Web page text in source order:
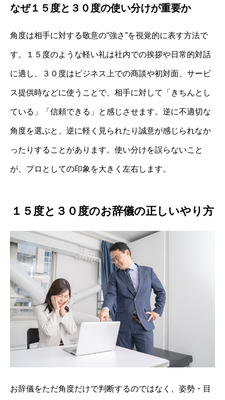
なぜ１５度と３０度の使い分けが重要か
角度は相手に対する敬意の“強さ”を視覚的に表す方法で
す。１５度のような軽い礼は社内での挨拶や日常的対話
に適し、３０度はビジネス上での商談や初対面、サービ
ス提供時などに使うことで、相手に対して「きちんとし
ている」「信頼できる」と感じさせます。逆に不適切な
角度を選ぶと、逆に軽く見られたり誠意が感じられなか
ったりすることがあります。使い分けを誤らないこと
が、プロとしての印象を大きく左右します。
１５度と３０度のお辞儀の正しいやり方
お辞儀をただ角度だけで判断するのではなく、姿勢・目